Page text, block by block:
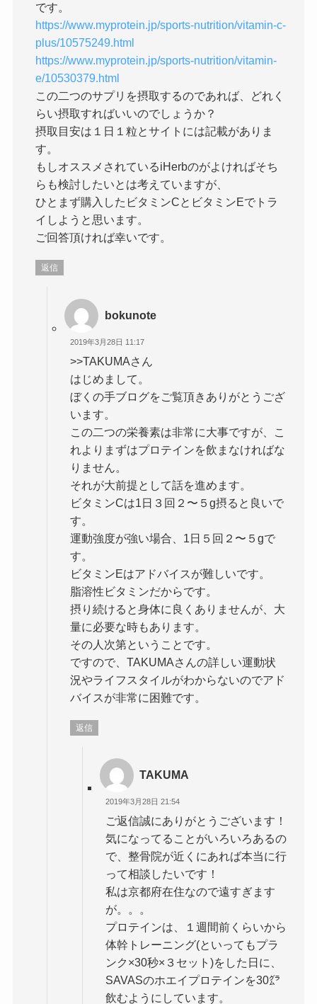
です。
https://www.myprotein.jp/sports-nutrition/vitamin-c-
plus/10575249.html
https://www.myprotein.jp/sports-nutrition/vitamin-
e/10530379.html
この二つのサプリを摂取するのであれば、どれく
らい摂取すればいいのでしょうか？
摂取目安は１日１粒とサイトには記載がありま
す。
もしオススメされているiHerbのがよければそち
らも検討したいとは考えていますが、
ひとまず購入したビタミンCとビタミンEでトラ
イしようと思います。
ご回答頂ければ幸いです。
返信
bokunote
2019年3月28日 11:17
>>TAKUMAさん
はじめまして。
ぼくの手ブログをご覧頂きありがとうござ
います。
この二つの栄養素は非常に大事ですが、こ
れよりまずはプロテインを飲まなければな
りません。
それが大前提として話を進めます。
ビタミンCは1日３回２〜５g摂ると良いで
す。
運動強度が強い場合、1日５回２〜５gで
す。
ビタミンEはアドバイスが難しいです。
脂溶性ビタミンだからです。
摂り続けると身体に良くありませんが、大
量に必要な時もあります。
その人次第ということです。
ですので、TAKUMAさんの詳しい運動状
況やライフスタイルがわからないのでアド
バイスが非常に困難です。
返信
TAKUMA
2019年3月28日 21:54
ご返信誠にありがとうございます！
気になってることがいろいろあるの
で、整骨院が近くにあれば本当に行
って相談したいです！
私は京都府在住なので遠すぎます
が。。。
プロテインは、１週間前くらいから
体幹トレーニング(といってもプラ
ンク×30秒×３セット)をした日に、
SAVASのホエイプロテインを30㌘
飲むようにしています。